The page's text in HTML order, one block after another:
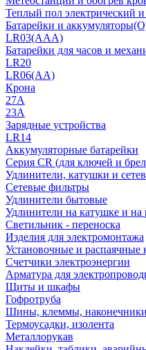
Теплый пол электрический и
Батарейки и
LR03(AAA)
Батарейки для часов и
LR20
LR06(AA)
Крона
27A
23A
Зарядные устройства
LR14
Аккумуляторные батарейки
Серия CR (для ключей и
Удлинители, катушки и
Сетевые фильтры
Удлинители бытовые
Удлинители на катушке и на
Светильник - переноска
Изделия для электромонтажа
Установочные и распаячные
Счетчики электроэнергии
Арматура для
Щиты и шкафы
Гофротруба
Шины, клеммы,
Термоусадки, изолента
Металлорукав